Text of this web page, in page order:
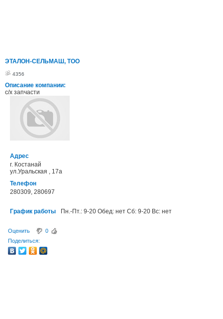
ЭТАЛОН-СЕЛЬМАШ, ТОО
4356
Описание компании:
с/х запчасти
Адрес
г. Костанай
ул.Уральская , 17а
Телефон
280309, 280697
График работы Пн.-Пт.: 9-20 Обед: нет Сб: 9-20 Вс: нет
Оценить
0
Поделиться: